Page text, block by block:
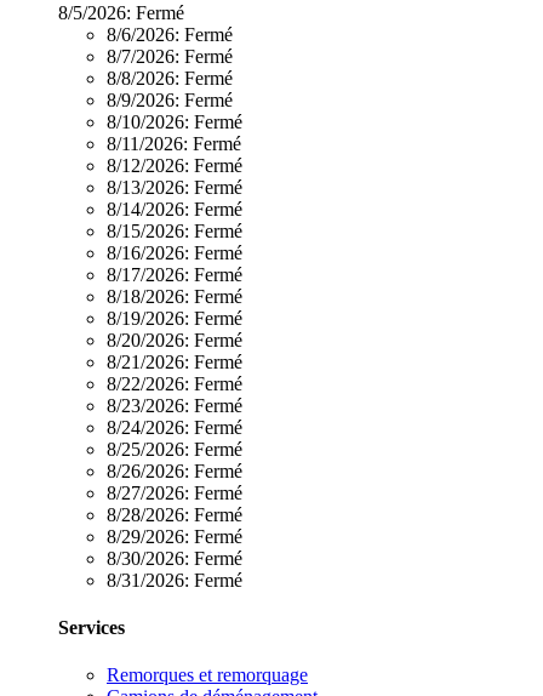
8/5/2026: Fermé
8/6/2026: Fermé
8/7/2026: Fermé
8/8/2026: Fermé
8/9/2026: Fermé
8/10/2026: Fermé
8/11/2026: Fermé
8/12/2026: Fermé
8/13/2026: Fermé
8/14/2026: Fermé
8/15/2026: Fermé
8/16/2026: Fermé
8/17/2026: Fermé
8/18/2026: Fermé
8/19/2026: Fermé
8/20/2026: Fermé
8/21/2026: Fermé
8/22/2026: Fermé
8/23/2026: Fermé
8/24/2026: Fermé
8/25/2026: Fermé
8/26/2026: Fermé
8/27/2026: Fermé
8/28/2026: Fermé
8/29/2026: Fermé
8/30/2026: Fermé
8/31/2026: Fermé
Services
Remorques et remorquage